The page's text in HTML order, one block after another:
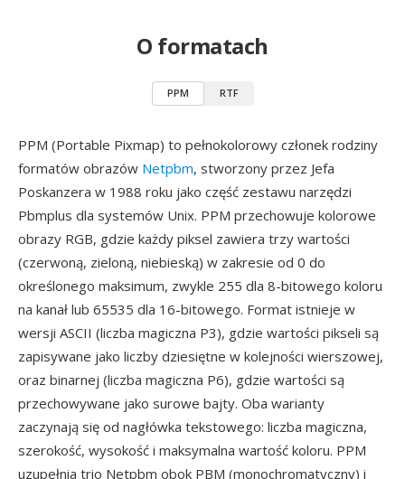
O formatach
PPM RTF
PPM (Portable Pixmap) to pełnokolorowy członek rodziny
formatów obrazów Netpbm, stworzony przez Jefa
Poskanzera w 1988 roku jako część zestawu narzędzi
Pbmplus dla systemów Unix. PPM przechowuje kolorowe
obrazy RGB, gdzie każdy piksel zawiera trzy wartości
(czerwoną, zieloną, niebieską) w zakresie od 0 do
określonego maksimum, zwykle 255 dla 8-bitowego koloru
na kanał lub 65535 dla 16-bitowego. Format istnieje w
wersji ASCII (liczba magiczna P3), gdzie wartości pikseli są
zapisywane jako liczby dziesiętne w kolejności wierszowej,
oraz binarnej (liczba magiczna P6), gdzie wartości są
przechowywane jako surowe bajty. Oba warianty
zaczynają się od nagłówka tekstowego: liczba magiczna,
szerokość, wysokość i maksymalna wartość koloru. PPM
uzupełnia trio Netpbm obok PBM (monochromatyczny) i